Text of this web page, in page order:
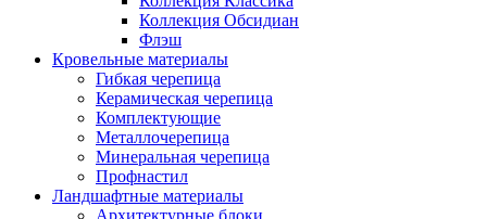
Коллекция Обсидиан
Флэш
Кровельные материалы
Гибкая черепица
Керамическая черепица
Комплектующие
Металлочерепица
Минеральная черепица
Профнастил
Ландшафтные материалы
Архитектурные блоки